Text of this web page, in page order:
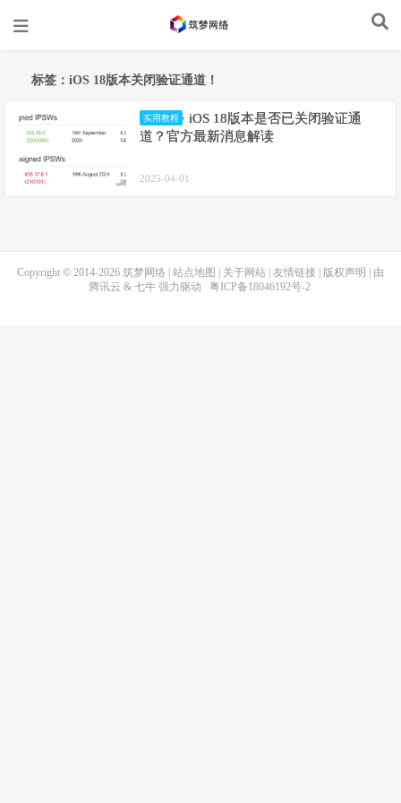
标签：iOS 18版本关闭验证通道！
实用教程
iOS 18版本是否已关闭验证通
道？官方最新消息解读
2025-04-01
Copyright © 2014-2026 筑梦网络 站点地图 关于网站 友情链接 版权声明
| 由
腾讯云 & 七牛强力驱动 粤ICP备18046192号-2